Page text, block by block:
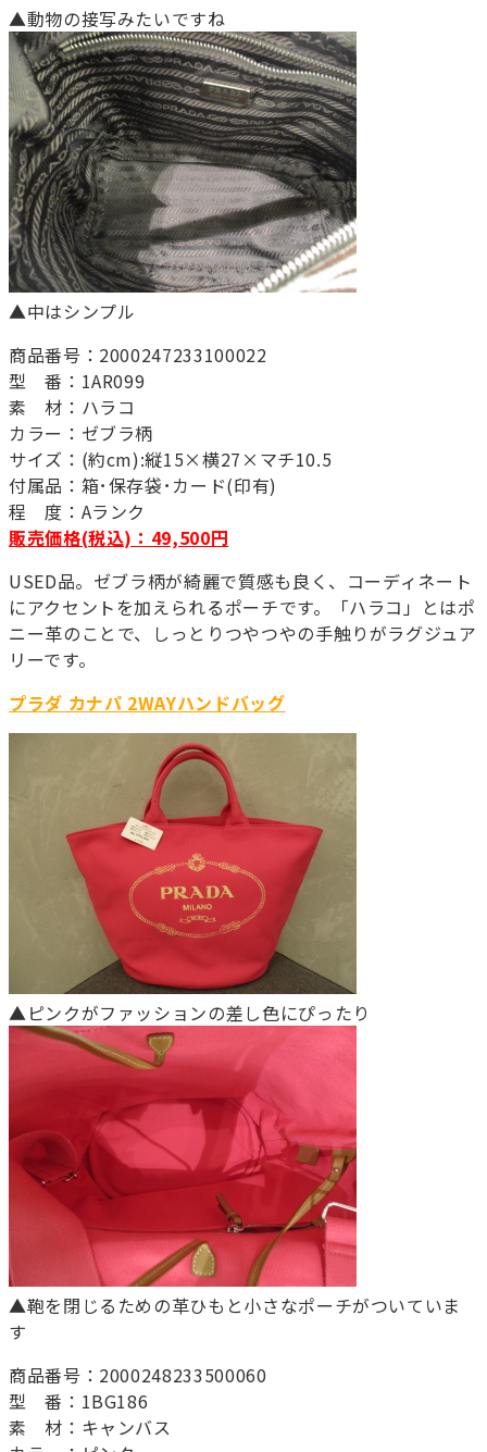
▲動物の接写みたいですね
▲中はシンプル
商品番号：2000247233100022
型 番：1AR099
素 材：ハラコ
カラー：ゼブラ柄
サイズ：(約cm):縦15×横27×マチ10.5
付属品：箱･保存袋･カード(印有)
程 度：Aランク
販売価格(税込)：49,500円
USED品。ゼブラ柄が綺麗で質感も良く、コーディネート
にアクセントを加えられるポーチです。「ハラコ」とはポ
ニー革のことで、しっとりつやつやの手触りがラグジュア
リーです。
プラダ カナパ 2WAYハンドバッグ
▲ピンクがファッションの差し色にぴったり
▲鞄を閉じるための革ひもと小さなポーチがついていま
す
商品番号：2000248233500060
型 番：1BG186
素 材：キャンバス